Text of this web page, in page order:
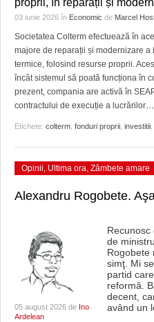
GRĂDINA TAICII
ZIARISTU’ DE TERASĂ
CU OIŞTEA-N
FINANŢĂRI DE LA A LA Z
CRONICĂ DE FILM
UNDE MERGEM
FILME DOCUMENTARE
CLIPURI VIDEO
ACCIDENTE
ANUNŢURI
INFO SI UTILE
CULTURA
FILME DOCUMENTARE
CLIPURI VIDEO
JOCURI ONLINE
DIVERSE
FARMACII DIN TIMIŞOARA
HARTA TIMIŞOAREI
proprii, în reparații și
03 iunie 2026 în Economic de Marcel
Societatea Colterm efectuează în
majore de reparații și modernizare
termice, folosind resurse proprii.
încât sistemul să poată funcționa în
prezent, compania are activă în
contractului de execuție a lucrărilor…
Etichete: colterm fonduri proprii investitii
Opinii, Ultima ora, Zâmbete amare
Alexandru Rogobete.
05 august 2026 de Ino
Ardelean
Recunosc
de
Rogobete
simţ. Mi
partid
reformă.
decent,
având un